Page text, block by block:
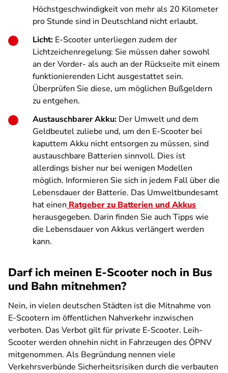
Höchstgeschwindigkeit von mehr als 20 Kilometer
pro Stunde sind in Deutschland nicht erlaubt.
Licht: E-Scooter unterliegen zudem der
Lichtzeichenregelung: Sie müssen daher sowohl
an der Vorder- als auch an der Rückseite mit einem
funktionierenden Licht ausgestattet sein.
Überprüfen Sie diese, um möglichen Bußgeldern
zu entgehen.
Austauschbarer Akku: Der Umwelt und dem
Geldbeutel zuliebe und, um den E-Scooter bei
kaputtem Akku nicht entsorgen zu müssen, sind
austauschbare Batterien sinnvoll. Dies ist
allerdings bisher nur bei wenigen Modellen
möglich. Informieren Sie sich in jedem Fall über die
Lebensdauer der Batterie. Das Umweltbundesamt
hat einen Ratgeber zu Batterien und Akkus
herausgegeben. Darin finden Sie auch Tipps wie
die Lebensdauer von Akkus verlängert werden
kann.
Darf ich meinen E-Scooter noch in Bus
und Bahn mitnehmen?
Nein, in vielen deutschen Städten ist die Mitnahme von
E-Scootern im öffentlichen Nahverkehr inzwischen
verboten. Das Verbot gilt für private E-Scooter. Leih-
Scooter werden ohnehin nicht in Fahrzeugen des ÖPNV
mitgenommen. Als Begründung nennen viele
Verkehrsverbünde Sicherheitsrisiken durch die verbauten